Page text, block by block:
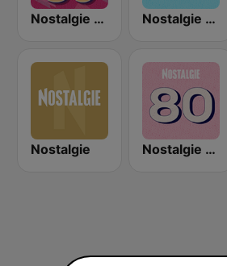
Nostalgie Dance 80 Nostalgie 90
Nostalgie Nostalgie 80